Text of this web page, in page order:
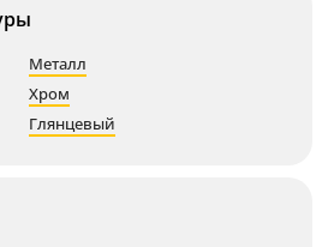
Металл
Хром
Глянцевый